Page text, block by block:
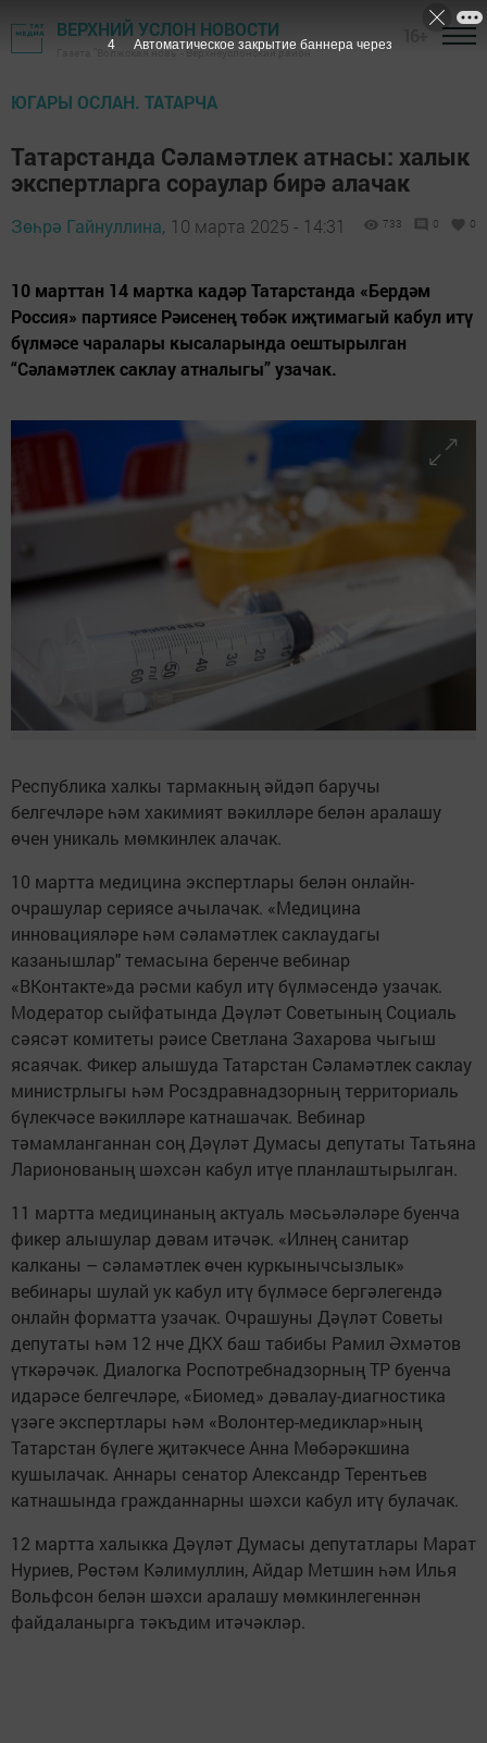
ВЕРХНИЙ УСЛОН НОВОСТИ
Газета "Волжская новь" - Верхнеуслонский район
ЮГАРЫ ОСЛАН. ТАТАРЧА
Татарстанда Сәламәтлек атнасы: халык
экспертларга сораулар бирә алачак
Зөһрә Гайнуллина, 10 марта 2025 - 14:31 733 0 0
10 марттан 14 мартка кадәр Татарстанда «Бердәм
Россия» партиясе Рәисенең төбәк иҗтимагый кабул итү
бүлмәсе чаралары кысаларында оештырылган
“Сәламәтлек саклау атналыгы” узачак.
Республика халкы тармакның әйдәп баручы
белгечләре һәм хакимият вәкилләре белән аралашу
өчен уникаль мөмкинлек алачак.
10 мартта медицина экспертлары белән онлайн-
очрашулар сериясе ачылачак. «Медицина
инновацияләре һәм сәламәтлек саклаудагы
казанышлар" темасына беренче вебинар
«ВКонтакте»да рәсми кабул итү бүлмәсендә узачак.
Модератор сыйфатында Дәүләт Советының Социаль
сәясәт комитеты рәисе Светлана Захарова чыгыш
ясаячак. Фикер алышуда Татарстан Сәламәтлек саклау
министрлыгы һәм Росздравнадзорның территориаль
бүлекчәсе вәкилләре катнашачак. Вебинар
тәмамланганнан соң Дәүләт Думасы депутаты Татьяна
Ларионованың шәхсән кабул итүе планлаштырылган.
11 мартта медицинаның актуаль мәсьәләләре буенча
фикер алышулар дәвам итәчәк. «Илнең санитар
калканы – сәламәтлек өчен куркынычсызлык»
вебинары шулай ук кабул итү бүлмәсе бергәлегендә
онлайн форматта узачак. Очрашуны Дәүләт Советы
депутаты һәм 12 нче ДКХ баш табибы Рамил Әхмәтов
үткәрәчәк. Диалогка Роспотребнадзорның ТР буенча
идарәсе белгечләре, «Биомед» дәвалау-диагностика
үзәге экспертлары һәм «Волонтер-медиклар»ның
Татарстан бүлеге җитәкчесе Анна Мөбәрәкшина
кушылачак. Аннары сенатор Александр Терентьев
катнашында гражданнарны шәхси кабул итү булачак.
12 мартта халыкка Дәүләт Думасы депутатлары Марат
Нуриев, Рөстәм Кәлимуллин, Айдар Метшин һәм Илья
Вольфсон белән шәхси аралашу мөмкинлегеннән
файдаланырга тәкъдим итәчәкләр.
3 Автоматическое закрытие баннера через